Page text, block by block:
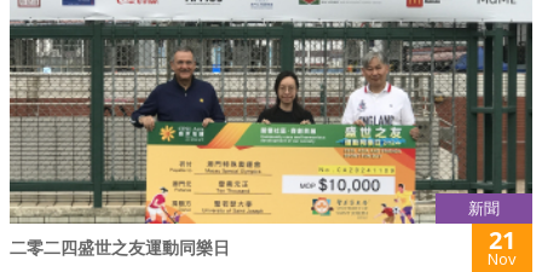
新聞
二零二四盛世之友運動同樂日 21
Nov